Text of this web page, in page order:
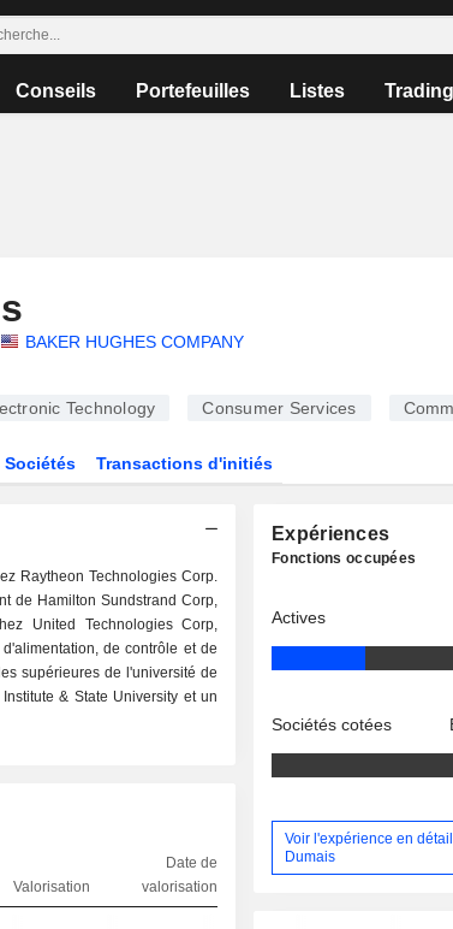
Conseils Portefeuilles Listes Trading
BAKER HUGHES COMPANY
Technology Consumer Services
Transactions d'initiés
Raytheon Technologies Corp.
de Hamilton Sundstrand Corp,
United Technologies Corp,
de contrôle et de
supérieures de l'université de
& State University et un
Valorisation
Date de
valorisation
Expériences
Fonctions occupées
Actives
Sociétés cotées
Voir l'expérience en
Dumais